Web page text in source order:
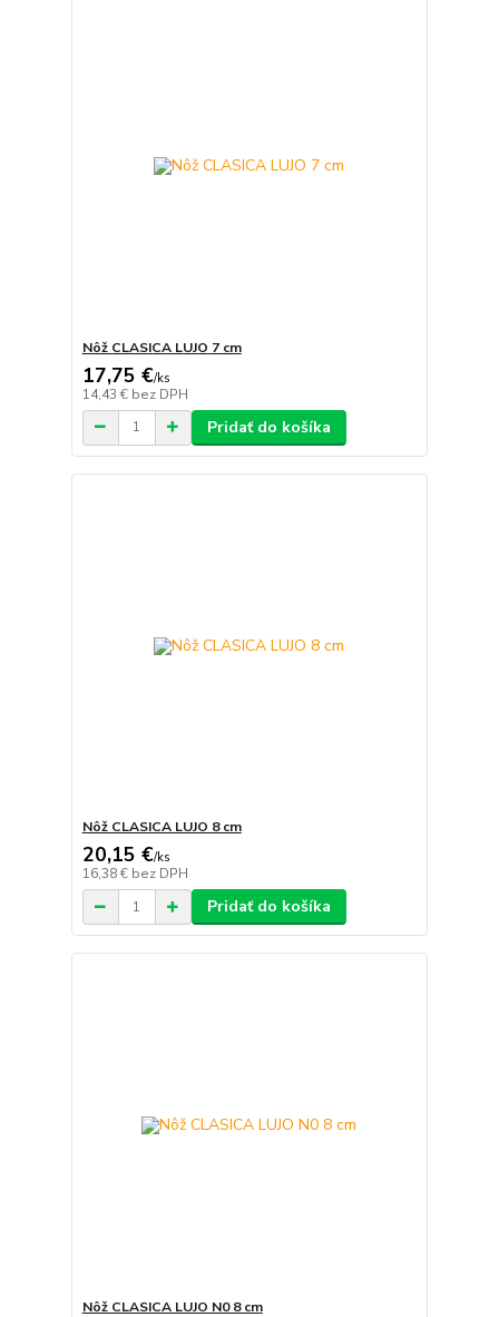
Nôž CLASICA LUJO 7 cm
17,75 €/ks
14,43 € bez DPH
Pridať do košíka
Nôž CLASICA LUJO 8 cm
20,15 €/ks
16,38 € bez DPH
Pridať do košíka
Nôž CLASICA LUJO N0 8 cm